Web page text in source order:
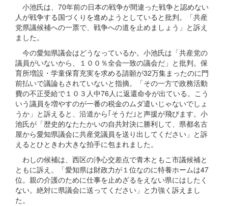
小池氏は、70年前の日本の戦争が間違った戦争と認めない
人が戦争する国づくりを進めようとしていると批判。「共産
党県議候補への一票で、戦争への道を止めましょう」と訴え
ました。
今の愛知県議会はどうなっているか。小池氏は「共産党の
議員がいないから、１００％全会一致の議会だ」と批判。保
育所増設・学童保育充実を求める請願が32万集まったのに門
前払いで議論もされていないと指摘。「その一方で政務活動
費の不正受給で１０３人中76人に返還命令が出ている。こう
いう議員を増やすのが一番の税金のムダ遣いじゃないでしょ
うか」と訴えると、沿道から｢そうだ｣と声援が飛びます。小
池氏が「歴史的なたたかいの自共対決に勝利して、県都名古
屋から愛知県議会に共産党議員を送り出してください」と訴
えるとひときわ大きな拍手に包まれました。
わしの候補は、西区の浄心交差点で青木ともこ市議候補と
ともに訴え。「愛知県は財政力が１位なのに特養ホームは47
位。親の介護のために仕事を止めざるをえない県にはしたく
ない。絶対に県議会に送ってください」と力強く訴えまし
た。